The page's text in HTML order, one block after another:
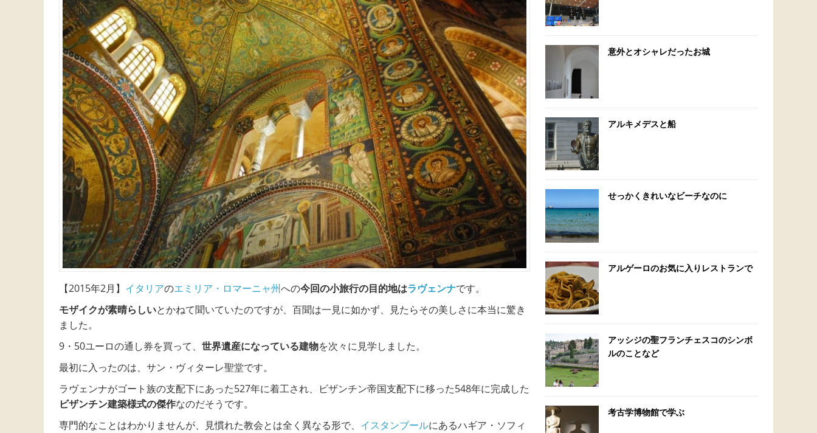
【2015年2月】 イタリアのエミリア・ロマーニャ州への今回の小旅行の目的地はラヴェンナです。
モザイクが素晴らしいとかねて聞いていたのですが、百聞は一見に如かず、見たらその美しさに本当に驚き
ました。
9・50ユーロの通し券を買って、 世界遺産になっている建物を次々に見学しました。
最初に入ったのは、サン・ヴィターレ聖堂です。
ラヴェンナがゴート族の支配下にあった527年に着工され、ビザンチン帝国支配下に移った548年に完成した
ビザンチン建築様式の傑作なのだそうです。
専門的なことはわかりませんが、見慣れた教会とは全く異なる形で、 イスタンブールにあるハギア・ソフィ
意外とオシャレだったお城
アルキメデスと船
せっかくきれいなビーチなのに
アルゲーロのお気に入りレストランで
アッシジの聖フランチェスコのシンボ
ルのことなど
考古学博物館で学ぶ